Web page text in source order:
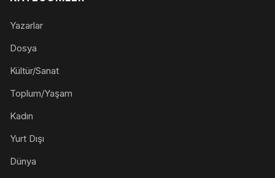
Yazarlar
Dosya
Kültür/Sanat
Toplum/Yaşam
Kadın
Yurt Dışı
Dünya